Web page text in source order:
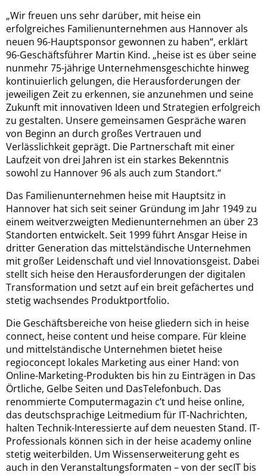
„Wir freuen uns sehr darüber, mit heise ein
erfolgreiches Familienunternehmen aus Hannover als
neuen 96-Hauptsponsor gewonnen zu haben“, erklärt
96-Geschäftsführer Martin Kind. „heise ist es über seine
nunmehr 75-jährige Unternehmensgeschichte hinweg
kontinuierlich gelungen, die Herausforderungen der
jeweiligen Zeit zu erkennen, sie anzunehmen und seine
Zukunft mit innovativen Ideen und Strategien erfolgreich
zu gestalten. Unsere gemeinsamen Gespräche waren
von Beginn an durch großes Vertrauen und
Verlässlichkeit geprägt. Die Partnerschaft mit einer
Laufzeit von drei Jahren ist ein starkes Bekenntnis
sowohl zu Hannover 96 als auch zum Standort.“
Das Familienunternehmen heise mit Hauptsitz in
Hannover hat sich seit seiner Gründung im Jahr 1949 zu
einem weitverzweigten Medienunternehmen an über 23
Standorten entwickelt. Seit 1999 führt Ansgar Heise in
dritter Generation das mittelständische Unternehmen
mit großer Leidenschaft und viel Innovationsgeist. Dabei
stellt sich heise den Herausforderungen der digitalen
Transformation und setzt auf ein breit gefächertes und
stetig wachsendes Produktportfolio.
Die Geschäftsbereiche von heise gliedern sich in heise
connect, heise content und heise compare. Für kleine
und mittelständische Unternehmen bietet heise
regioconcept lokales Marketing aus einer Hand: von
Online-Marketing-Produkten bis hin zu Einträgen in Das
Örtliche, Gelbe Seiten und DasTelefonbuch. Das
renommierte Computermagazin c’t und heise online,
das deutschsprachige Leitmedium für IT-Nachrichten,
halten Technik-Interessierte auf dem neuesten Stand. IT-
Professionals können sich in der heise academy online
stetig weiterbilden. Um Wissenserweiterung geht es
auch in den Veranstaltungsformaten – von der secIT bis